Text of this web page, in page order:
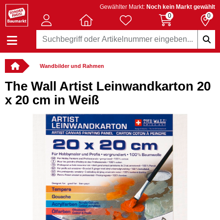
Gewählter Markt: Noch kein Markt gewählt
0
0
Wandbilder und Rahmen
The Wall Artist Leinwandkarton 20
x 20 cm in Weiß